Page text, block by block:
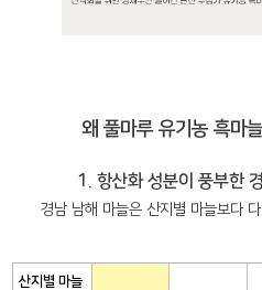
왜 풀마루 유기농 흑마
1. 항산화 성분이 풍부한
경남 남해 마늘은 산지별 마늘보다
산지별 마늘